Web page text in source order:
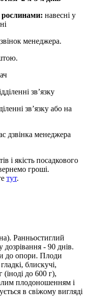
рослинами: навесні у
менеджера.
зв’язку
зв’язку або на
дзвінка менеджера
і якість посадкового
гроші.
тут.
Ранньостиглий
- 90 днів.
до опори. Плоди
блискучі,
до 600 г),
плодоношенням і
в свіжому вигляді